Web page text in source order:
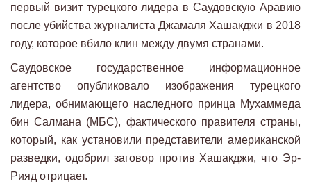
первый визит турецкого лидера в Саудовскую Аравию
после убийства журналиста Джамаля Хашакджи в 2018
году, которое вбило клин между двумя странами.
Саудовское государственное информационное
агентство опубликовало изображения турецкого
лидера, обнимающего наследного принца Мухаммеда
бин Салмана (МБС), фактического правителя страны,
который, как установили представители американской
разведки, одобрил заговор против Хашакджи, что Эр-
Рияд отрицает.